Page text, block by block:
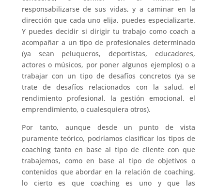
responsabilizarse de sus vidas, y a caminar en la
dirección que cada uno elija, puedes especializarte.
Y puedes decidir si dirigir tu trabajo como coach a
acompañar a un tipo de profesionales determinado
(ya sean peluqueros, deportistas, educadores,
actores o músicos, por poner algunos ejemplos) o a
trabajar con un tipo de desafíos concretos (ya se
trate de desafíos relacionados con la salud, el
rendimiento profesional, la gestión emocional, el
emprendimiento, o cualesquiera otros).
Por tanto, aunque desde un punto de vista
puramente teórico, podríamos clasificar los tipos de
coaching tanto en base al tipo de cliente con que
trabajemos, como en base al tipo de objetivos o
contenidos que abordar en la relación de coaching,
lo cierto es que coaching es uno y que las